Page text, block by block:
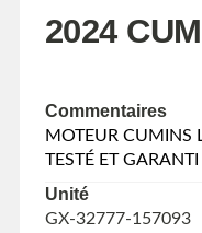
2024
Commentaires
MOTEUR CUMINS
TESTÉ ET
Unité
GX-32777-157093